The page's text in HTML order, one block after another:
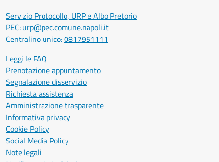
Servizio Protocollo, URP e Albo Pretorio
PEC: urp@pec.comune.napoli.it
Centralino unico:0817951111
Leggi le FAQ
Prenotazione appuntamento
Segnalazione disservizio
Richiesta assistenza
Amministrazione trasparente
Informativa privacy
Cookie Policy
Social Media Policy
Note legali